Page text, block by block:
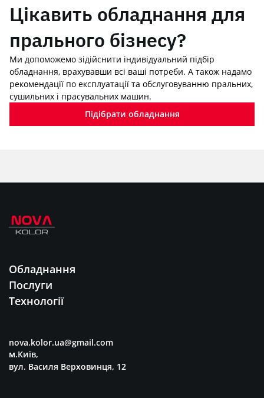
Цікавить обладнання для
прального бізнесу?
Ми допоможемо зідійснити індивідуальний підбір
обладнання, врахувавши всі ваші потреби. А також надамо
рекомендації по експлуатації та обслуговуванню пральних,
сушильних і прасувальних машин.
Підібрати обладнання
Обладнання
Послуги
Технології
nova.kolor.ua@gmail.com
м.Київ,
вул. Василя Верховинця, 12